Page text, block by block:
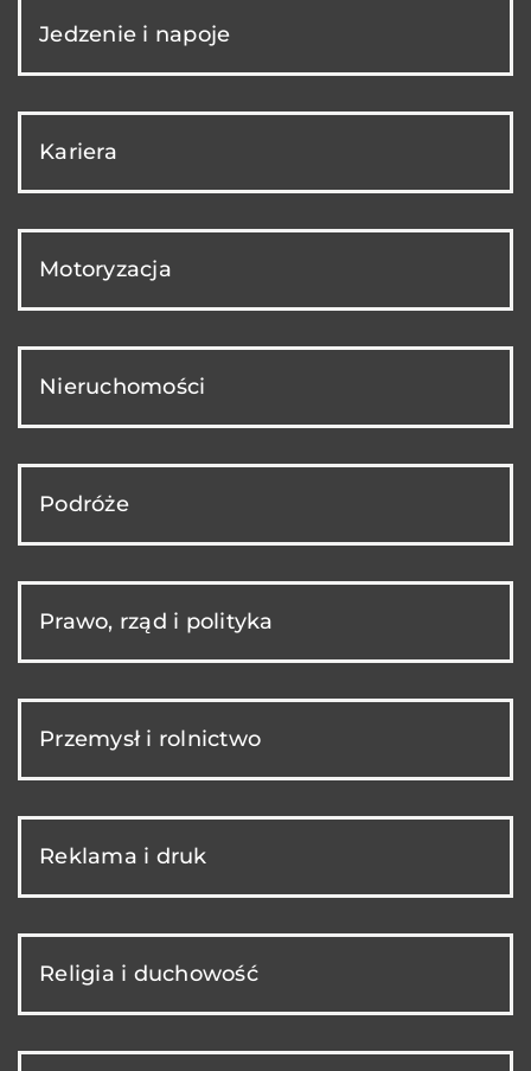
Jedzenie i napoje
Kariera
Motoryzacja
Nieruchomości
Podróże
Prawo, rząd i polityka
Przemysł i rolnictwo
Reklama i druk
Religia i duchowość